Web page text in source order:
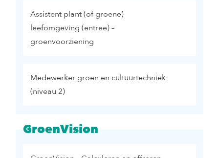
Assistent plant (of groene)
leefomgeving (entree) –
groenvoorziening
Medewerker groen en cultuurtechniek
(niveau 2)
GroenVision